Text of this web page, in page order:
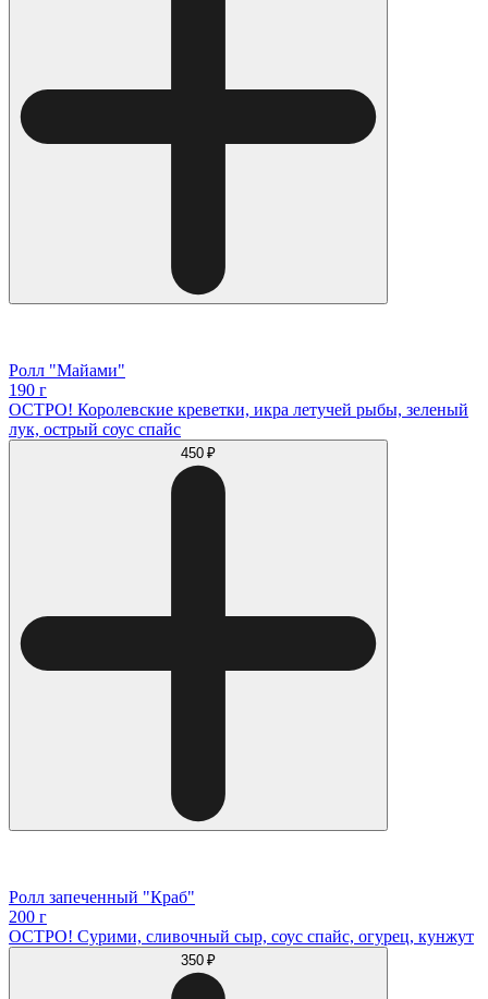
Ролл "Майами"
190 г
ОСТРО! Королевские креветки, икра летучей рыбы, зеленый
лук, острый соус спайс
450 ₽
Ролл запеченный "Краб"
200 г
ОСТРО! Сурими, сливочный сыр, соус спайс, огурец, кунжут
350 ₽